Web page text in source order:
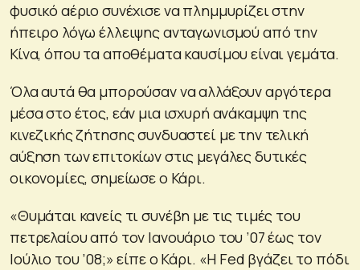
φυσικό αέριο συνέχισε να πλημμυρίζει στην
ήπειρο λόγω έλλειψης ανταγωνισμού από την
Κίνα, όπου τα αποθέματα καυσίμου είναι γεμάτα.
Όλα αυτά θα μπορούσαν να αλλάξουν αργότερα
μέσα στο έτος, εάν μια ισχυρή ανάκαμψη της
κινεζικής ζήτησης συνδυαστεί με την τελική
αύξηση των επιτοκίων στις μεγάλες δυτικές
οικονομίες, σημείωσε ο Κάρι.
«Θυμάται κανείς τι συνέβη με τις τιμές του
πετρελαίου από τον Ιανουάριο του ’07 έως τον
Ιούλιο του ’08;» είπε ο Κάρι. «Η Fed βγάζει το πόδι